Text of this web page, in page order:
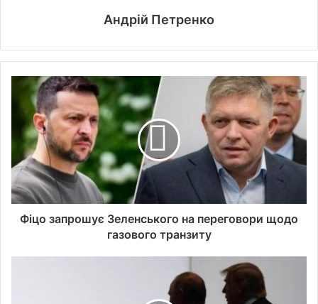
Андрій Петренко
Фіцо запрошує Зеленського на переговори щодо
газового транзиту